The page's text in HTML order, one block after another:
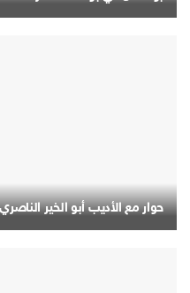
حوار مع الأديب أبو الخير الناصري